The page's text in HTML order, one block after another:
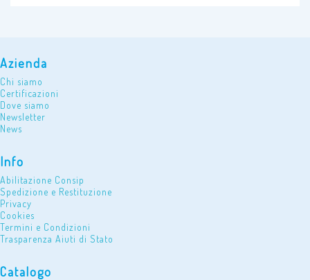
Azienda
Chi siamo
Certificazioni
Dove siamo
Newsletter
News
Info
Abilitazione Consip
Spedizione e Restituzione
Privacy
Cookies
Termini e Condizioni
Trasparenza Aiuti di Stato
Catalogo